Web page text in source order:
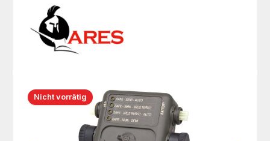
Bildergalerie überspringen
Nicht vorrätig